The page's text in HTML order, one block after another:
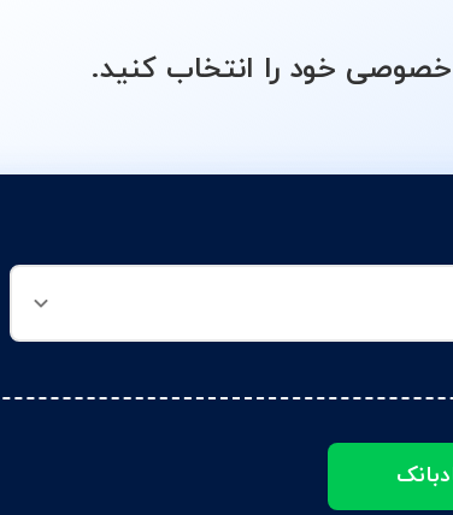
خود را انتخاب کنید.